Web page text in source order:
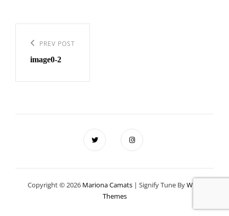
d'entrades
Previous
Post
PREV POST
image0-2
Copyright © 2026 Mariona Camats | Signify Tune ByWEN
Themes